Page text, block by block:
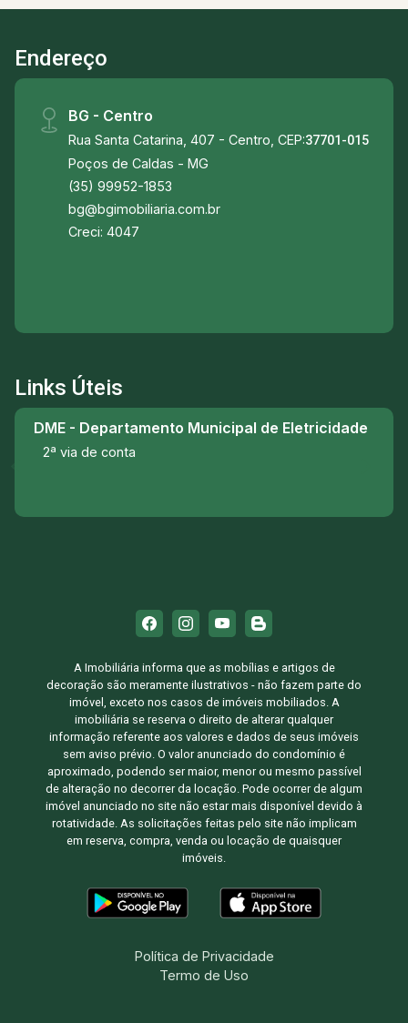
Subway - Restaurante Ollivia -Cervejaria Ziel -
Pizzeria -Pesto Cozinha Bar
Endereço
BG - Centro
Rua Santa Catarina, 407 - Centro, CEP:37701-015
Poços de Caldas - MG
(35) 99952-1853
bg@bgimobiliaria.com.br
Creci: 4047
Links Úteis
DME - Departamento Municipal de Eletricidade
2ª via de conta
A Imobiliária informa que as mobílias e artigos de
decoração são meramente ilustrativos - não fazem parte do
imóvel, exceto nos casos de imóveis mobiliados. A
imobiliária se reserva o direito de alterar qualquer
informação referente aos valores e dados de seus imóveis
sem aviso prévio. O valor anunciado do condomínio é
aproximado, podendo ser maior, menor ou mesmo passível
de alteração no decorrer da locação. Pode ocorrer de algum
imóvel anunciado no site não estar mais disponível devido à
rotatividade. As solicitações feitas pelo site não implicam
em reserva, compra, venda ou locação de quaisquer
imóveis.
Política de Privacidade
Termo de Uso